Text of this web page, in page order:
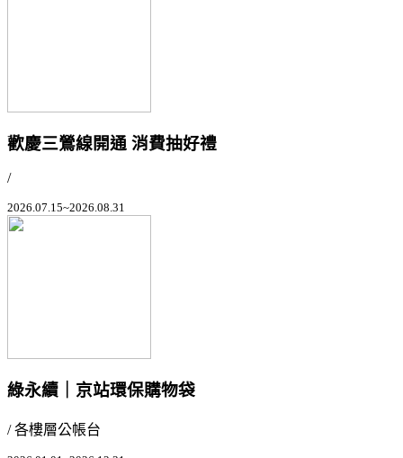
歡慶三鶯線開通 消費抽好禮
/
2026.07.15~2026.08.31
綠永續｜京站環保購物袋
/ 各樓層公帳台